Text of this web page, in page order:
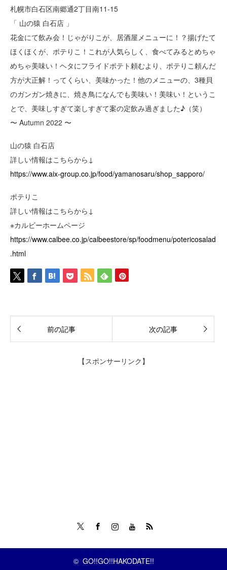
札幌市白石区南郷通2丁目南11-15
「 山の猿 白石店 」
花金にて飲み会！じゃがりこが、居酒屋メニューに！？揚げたて
ほくほくが、ポテりこ！これが人気らしく、食べてみるとめちゃ
めちゃ美味い！ヘタにフライドポテト頼むより、ポテりこ頼んだ
方が大正解！ってくらい、美味かった！他のメニューの、3種貝
のガンガン焼きに、焼き鳥になんでも美味い！美味い！というこ
とで、美味しすぎて楽しすぎて案の定飲み過ぎました♪（笑）
〜 Autumn 2022 〜
山の猿 白石店
詳しい情報はこちらから↓
https://www.aix-group.co.jp/food/yamanosaru/shop_sapporo/
ポテりこ
詳しい情報はこちらから↓
※カルビーホームページ
https://www.calbee.co.jp/calbeestore/sp/foodmenu/potericosalad
.html
前の記事 次の記事
【スポンサーリンク】
InstagramTumblr RSS
© GO!!GO!!HAKODATE!!